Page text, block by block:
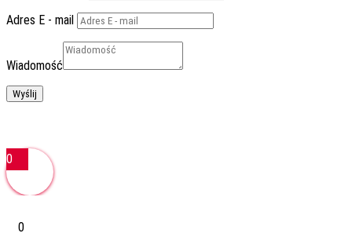
Adres E - mail
Wiadomość
Wyślij
0
0